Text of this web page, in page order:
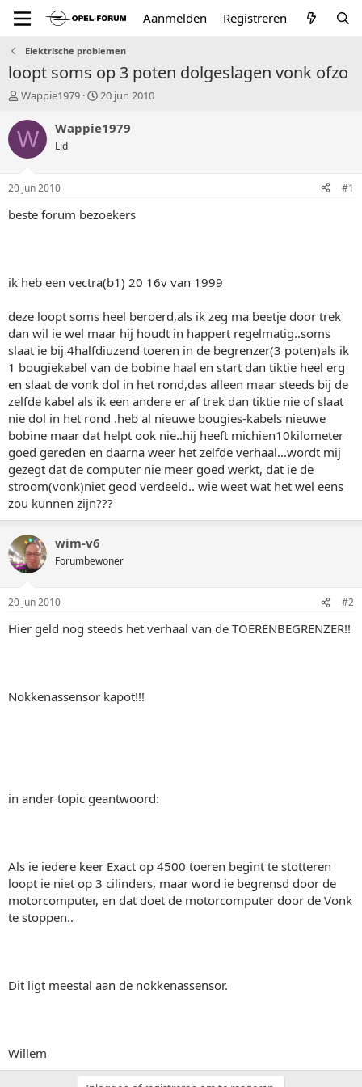
Aanmelden Registreren
Elektrische problemen
loopt soms op 3 poten dolgeslagen vonk ofzo
T
p
i
t
a
r
Wappie1979
S
a
u
20 jun 2010
W Wappie1979
Lid
20 jun 2010 #1
beste forum bezoekers
ik heb een vectra(b1) 20 16v van 1999
deze loopt soms heel beroerd,als ik zeg ma beetje door trek
dan wil ie wel maar hij houdt in happert regelmatig..soms
slaat ie bij 4halfdiuzend toeren in de begrenzer(3 poten)als ik
1 bougiekabel van de bobine haal en start dan tiktie heel erg
en slaat de vonk dol in het rond,das alleen maar steeds bij de
zelfde kabel als ik een andere er af trek dan tiktie nie of slaat
nie dol in het rond .heb al nieuwe bougies-kabels nieuwe
bobine maar dat helpt ook nie..hij heeft michien10kilometer
goed gereden en daarna weer het zelfde verhaal...wordt mij
gezegt dat de computer nie meer goed werkt, dat ie de
stroom(vonk)niet geod verdeeld.. wie weet wat het wel eens
zou kunnen zijn???
wim-v6
Forumbewoner
20 jun 2010 #2
Hier geld nog steeds het verhaal van de TOERENBEGRENZER!!
Nokkenassensor kapot!!!
in ander topic geantwoord:
Als ie iedere keer Exact op 4500 toeren begint te stotteren
loopt ie niet op 3 cilinders, maar word ie begrensd door de
motorcomputer, en dat doet de motorcomputer door de Vonk
te stoppen..
Dit ligt meestal aan de nokkenassensor.
Willem